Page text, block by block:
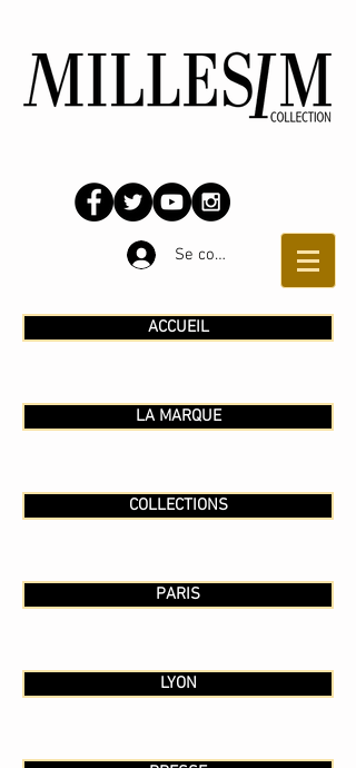
Se connecter
ACCUEIL
LA MARQUE
COLLECTIONS
PARIS
LYON